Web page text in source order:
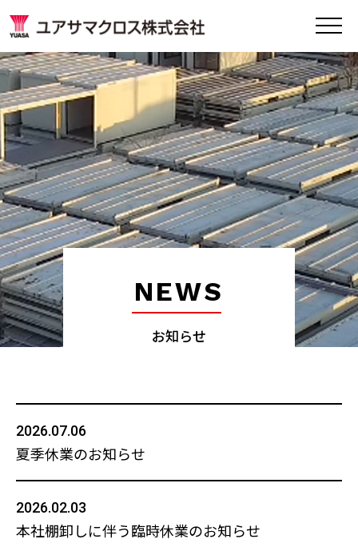
NEWS
お知らせ
2026.07.06
夏季休業のお知らせ
2026.02.03
本社棚卸しに伴う臨時休業のお知らせ